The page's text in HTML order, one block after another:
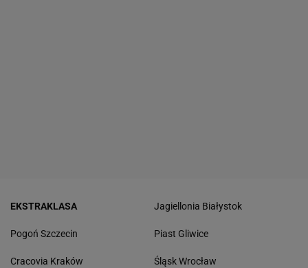
EKSTRAKLASA
Pogoń Szczecin
Cracovia Kraków
Jagiellonia Białystok
Piast Gliwice
Śląsk Wrocław